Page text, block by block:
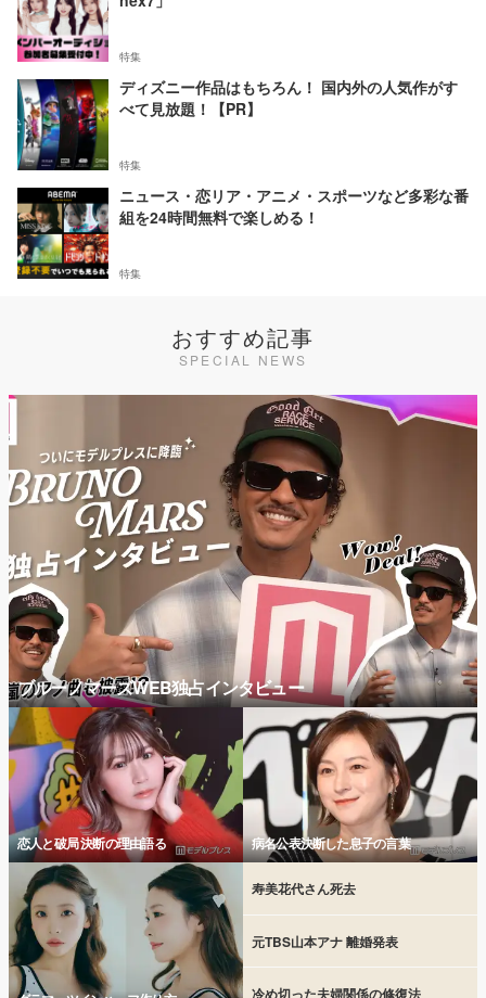
特集
ディズニー作品はもちろん！ 国内外の人気作がす
べて見放題！【PR】
特集
ニュース・恋リア・アニメ・スポーツなど多彩な番
組を24時間無料で楽しめる！
特集
おすすめ記事
SPECIAL NEWS
ブルーノマーズWEB独占インタビュー
恋人と破局 決断の理由語る 病名公表決断した息子の言葉
寿美花代さん死去
元TBS山本アナ 離婚発表
冷め切った夫婦関係の修復法